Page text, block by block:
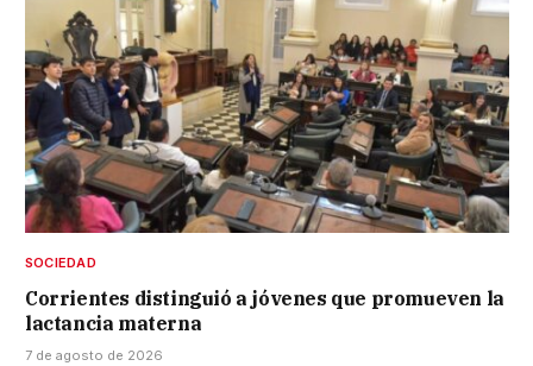
SOCIEDAD
Corrientes distinguió a jóvenes que promueven la
lactancia materna
7 de agosto de 2026